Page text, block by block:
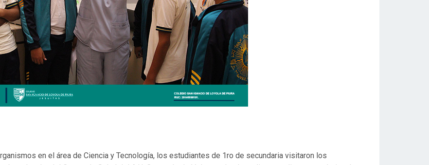
en el área de Ciencia y Tecnología, los estudiantes de 1ro de secundaria visitaron los